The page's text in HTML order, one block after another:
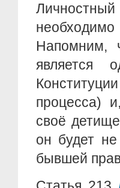
Напомним,
является
процесса)
своё
он будет
бывшей